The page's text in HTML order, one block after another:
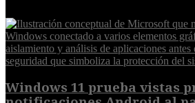
Windows 11 prueba vistas